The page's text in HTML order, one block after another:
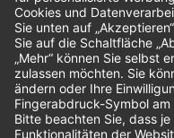
Geprüfter Shop